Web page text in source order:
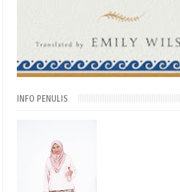
INFO PENULIS